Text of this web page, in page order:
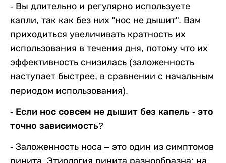
- Вы длительно и регулярно используете
капли, так как без них "нос не дышит". Вам
приходиться увеличивать кратность их
использования в течения дня, потому что их
эффективность снизилась (заложенность
наступает быстрее, в сравнении с начальным
периодом использования).
- Если нос совсем не дышит без капель - это
точно зависимость?
- Заложенность носа – это один из симптомов
ринита. Этиология ринита разнообразна: на